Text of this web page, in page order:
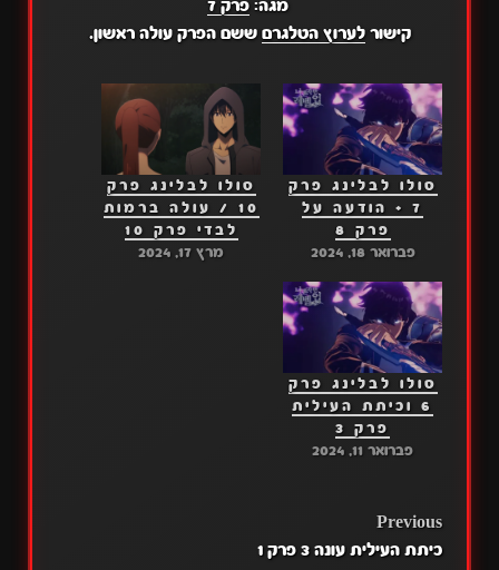
מגה:פרק 7
קישורלערוץ הטלגרם ששם הפרק עולה ראשון.
סולו לבלינג פרק
7 + הודעה על
פרק 8
פברואר 18, 2024
סולו לבלינג פרק
10 / עולה ברמות
לבדי פרק 10
מרץ 17, 2024
סולו לבלינג פרק
6 וכיתת העילית
פרק 3
פברואר 11, 2024
POST
Previous
כיתת העילית עונה 3 פרק 1